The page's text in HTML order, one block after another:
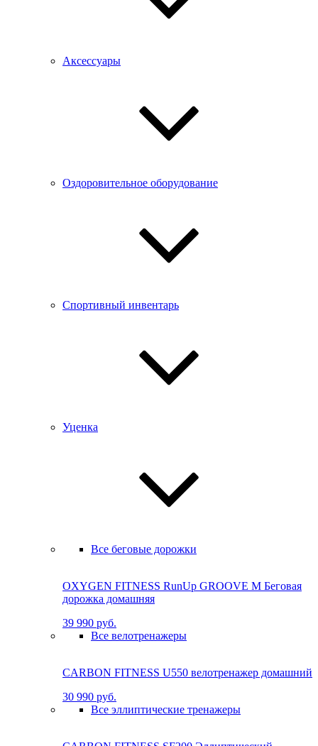
Аксессуары
Оздоровительное оборудование
Спортивный инвентарь
Уценка
Все беговые дорожки
OXYGEN FITNESS RunUp GROOVE M Бе­го­вая
до­рож­ка до­маш­няя
39 990 руб.
Все велотренажеры
CARBON FITNESS U550 велотренажер домашний
30 990 руб.
Все эллиптические тренажеры